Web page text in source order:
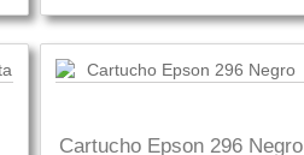
Cartucho Epson 296 Negro